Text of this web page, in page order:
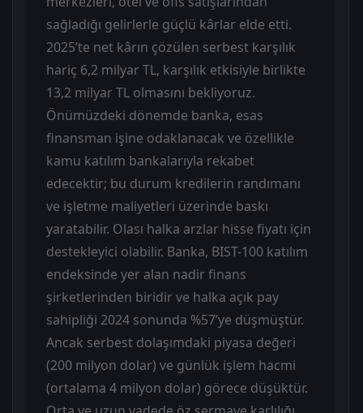
sağladığı gelirlerle güçlü kârlar elde etti.
2025’te net kârın çözülen serbest karşılık
hariç 6,2 milyar TL, karşılık etkisiyle birlikte
13,2 milyar TL olmasını bekliyoruz.
Önümüzdeki dönemde banka, esas
finansman işine odaklanacak ve özellikle
kamu katılım bankalarıyla rekabet
edecektir; bu durum kredilerin randımanı
ve işletme maliyetleri üzerinde baskı
yaratabilir. Olası halka arzlar hisse fiyatı için
destekleyici olabilir. Banka, BIST-100 katılım
endeksinde yer alan nadir finans
şirketlerinden biridir ve halka açık pay
sahipliği 2024 sonunda %57’ye düşmüştür.
Ancak serbest dolaşımdaki piyasa değeri
(200 milyon dolar) ve günlük işlem hacmi
(ortalama 4 milyon dolar) görece düşüktür.